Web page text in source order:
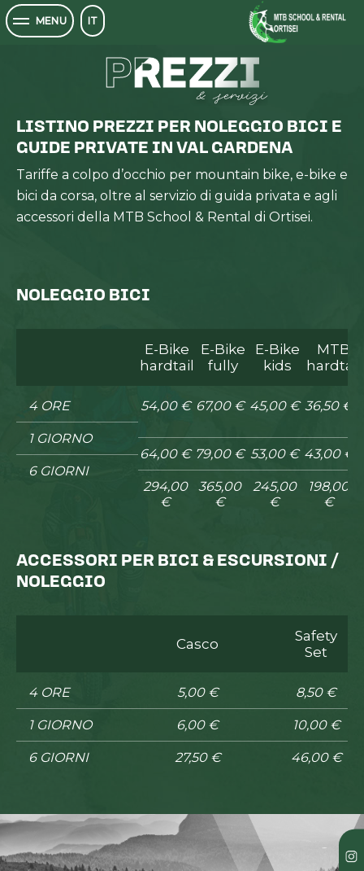
MENU IT MTB SCHOOL
PREZZI
PREZZI
& servizi
LISTINO PREZZI PER NOLEGGIO BICI E
GUIDE PRIVATE IN VAL GARDENA
Tariffe a colpo d’occhio per mountain bike, e-bike e
bici da corsa, oltre al servizio di guida privata e agli
accessori della MTB School & Rental di Ortisei.
NOLEGGIO BICI
4 ORE
1 GIORNO
6 GIORNI
E-Bike
hardtail
E-Bike
fully
E-Bike
kids
MTB
hardtail
54,00 € 67,00 € 45,00 € 36,50 €
64,00 € 79,00 € 53,00 € 43,00 €
294,00
€
365,00
€
245,00
€
198,00
€
ACCESSORI PER BICI & ESCURSIONI /
NOLEGGIO
4 ORE
1 GIORNO
6 GIORNI
Casco
Safety
Set
5,00 € 8,50 €
6,00 € 10,00 €
27,50 € 46,00 €